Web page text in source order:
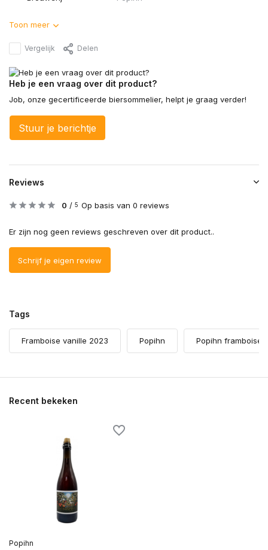
Toon meer
Vergelijk Delen
Heb je een vraag over dit product?
Job, onze gecertificeerde biersommelier, helpt je graag verder!
Stuur je berichtje
Reviews
0 / 5 Op basis van 0 reviews
Er zijn nog geen reviews geschreven over dit product..
Schrijf je eigen review
Tags
Framboise vanille 2023 Popihn Popihn framboise
Recent bekeken
Popihn